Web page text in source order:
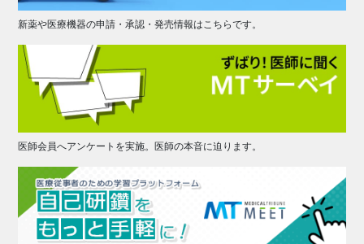
新薬や医療機器の申請・承認・発売情報はこちらです。
医師会員へアンケートを実施。医師の本音に迫ります。